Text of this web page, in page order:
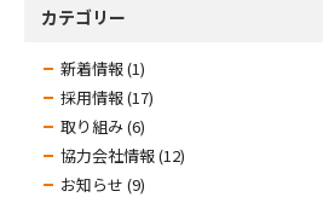
カテゴリー
新着情報 (1)
採用情報 (17)
取り組み (6)
協力会社情報 (12)
お知らせ (9)